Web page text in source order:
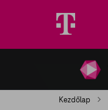
Kezdőlap